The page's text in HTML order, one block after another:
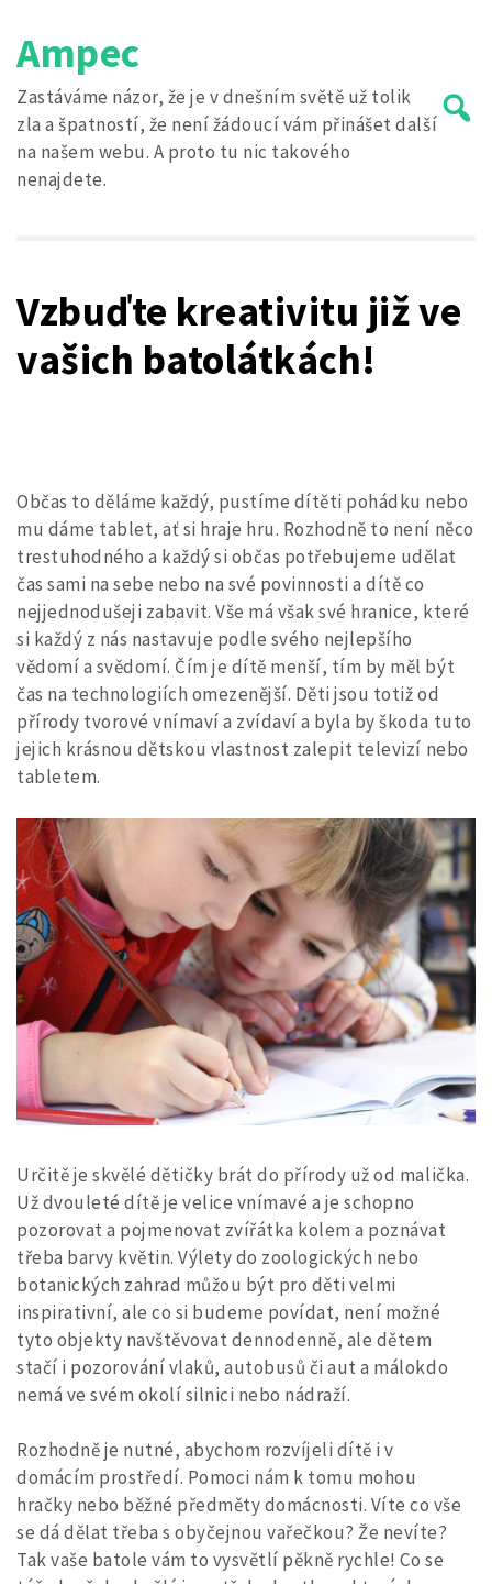
to
content
Ampec
Zastáváme názor, že je v dnešním světě už tolik
zla a špatností, že není žádoucí vám přinášet další
na našem webu. A proto tu nic takového
nenajdete.
Vzbuďte kreativitu již ve
vašich batolátkách!
Občas to děláme každý, pustíme dítěti pohádku nebo
mu dáme tablet, ať si hraje hru. Rozhodně to není něco
trestuhodného a každý si občas potřebujeme udělat
čas sami na sebe nebo na své povinnosti a dítě co
nejjednodušeji zabavit. Vše má však své hranice, které
si každý z nás nastavuje podle svého nejlepšího
vědomí a svědomí. Čím je dítě menší, tím by měl být
čas na technologiích omezenější. Děti jsou totiž od
přírody tvorové vnímaví a zvídaví a byla by škoda tuto
jejich krásnou dětskou vlastnost zalepit televizí nebo
tabletem.
Určitě je skvělé dětičky brát do přírody už od malička.
Už dvouleté dítě je velice vnímavé a je schopno
pozorovat a pojmenovat zvířátka kolem a poznávat
třeba barvy květin. Výlety do zoologických nebo
botanických zahrad můžou být pro děti velmi
inspirativní, ale co si budeme povídat, není možné
tyto objekty navštěvovat dennodenně, ale dětem
stačí i pozorování vlaků, autobusů či aut a málokdo
nemá ve svém okolí silnici nebo nádraží.
Rozhodně je nutné, abychom rozvíjeli dítě i v
domácím prostředí. Pomoci nám k tomu mohou
hračky nebo běžné předměty domácnosti. Víte co vše
se dá dělat třeba s obyčejnou vařečkou? Že nevíte?
Tak vaše batole vám to vysvětlí pěkně rychle! Co se